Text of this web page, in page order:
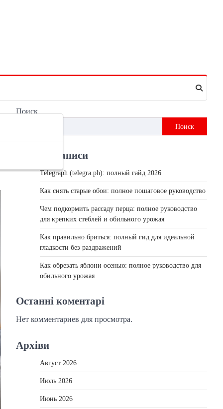
Поиск
Поиск
Недавні записи
Telegraph (telegra.ph): полный гайд 2026
Как снять старые обои: полное пошаговое руководство
Чем подкормить рассаду перца: полное руководство
для крепких стеблей и обильного урожая
Как правильно бриться: полный гид для идеальной
гладкости без раздражений
Как обрезать яблони осенью: полное руководство для
обильного урожая
Останні коментарі
Нет комментариев для просмотра.
Архіви
Август 2026
Июль 2026
Июнь 2026